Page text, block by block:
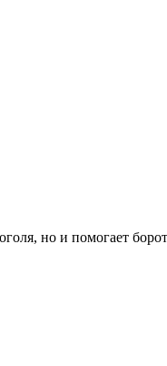
но и помогает